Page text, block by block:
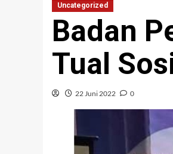
Uncategorized
Badan
Tual
22 Juni 2022 0